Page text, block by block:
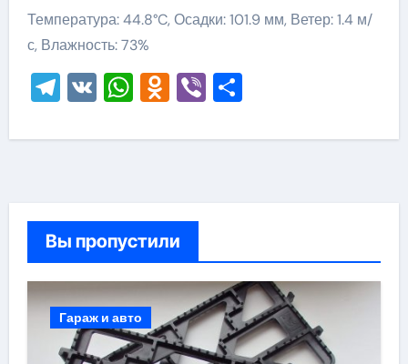
Температура: 44.8°C, Осадки: 101.9 мм, Ветер: 1.4 м/
с, Влажность: 73%
Telegram
VKWhatsApp
Odnoklassniki
ViberОтправить
Вы пропустили
Гараж и авто